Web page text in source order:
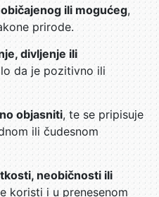
ili mogućeg,
prirode.
divljenje ili
da je pozitivno ili
objasniti, te se pripisuje
ili čudesnom
neobičnosti ili
koristi i u prenesenom